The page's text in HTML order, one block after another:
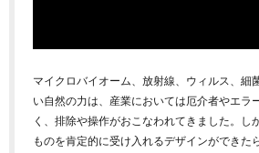
マイクロバイオーム、放射線、ウィルス、細
い自然の力は、産業においては厄介者やエラ
く、排除や操作がおこなわれてきました。し
ものを肯定的に受け入れるデザインができた